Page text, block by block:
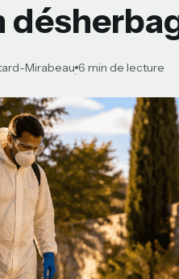
Mirabeau·6 min de lecture